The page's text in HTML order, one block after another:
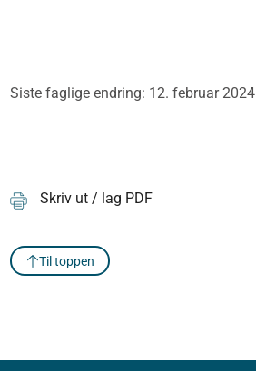
Siste faglige endring: 12. februar 2024
Skriv ut / lag PDF
Til toppen